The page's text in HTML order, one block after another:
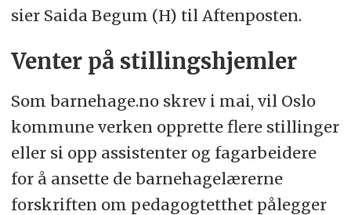
sier Saida Begum (H) til Aftenposten.
Venter på stillingshjemler
Som barnehage.no skrev i mai, vil Oslo
kommune verken opprette flere stillinger
eller si opp assistenter og fagarbeidere
for å ansette de barnehagelærerne
forskriften om pedagogtetthet pålegger